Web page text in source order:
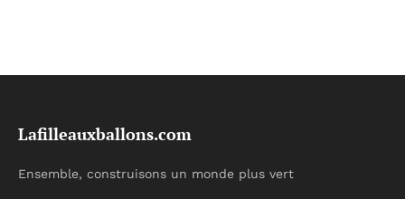
Lafilleauxballons.com
Ensemble, construisons un monde plus vert